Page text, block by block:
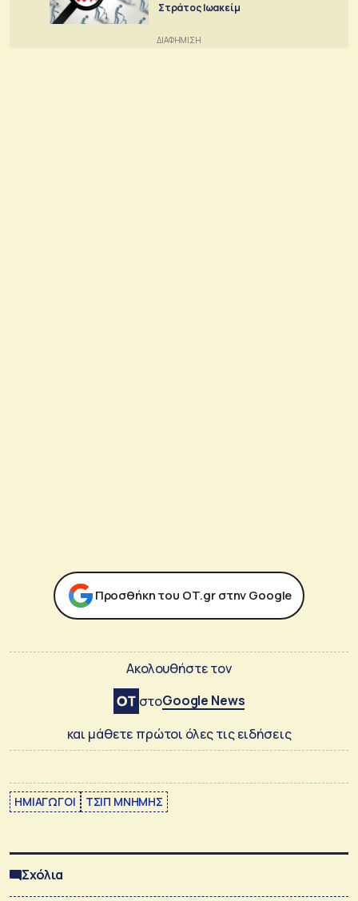
Στράτος Ιωακείμ
Προσθήκη του ΟΤ.gr στην Google
Ακολουθήστε τον
στοGoogle News
και μάθετε πρώτοι όλες τις ειδήσεις
ΗΜΙΑΓΩΓΟΙ ΤΣΙΠ ΜΝΗΜΗΣ
Σχόλια